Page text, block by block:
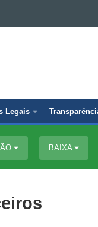
Legais
BAIXA